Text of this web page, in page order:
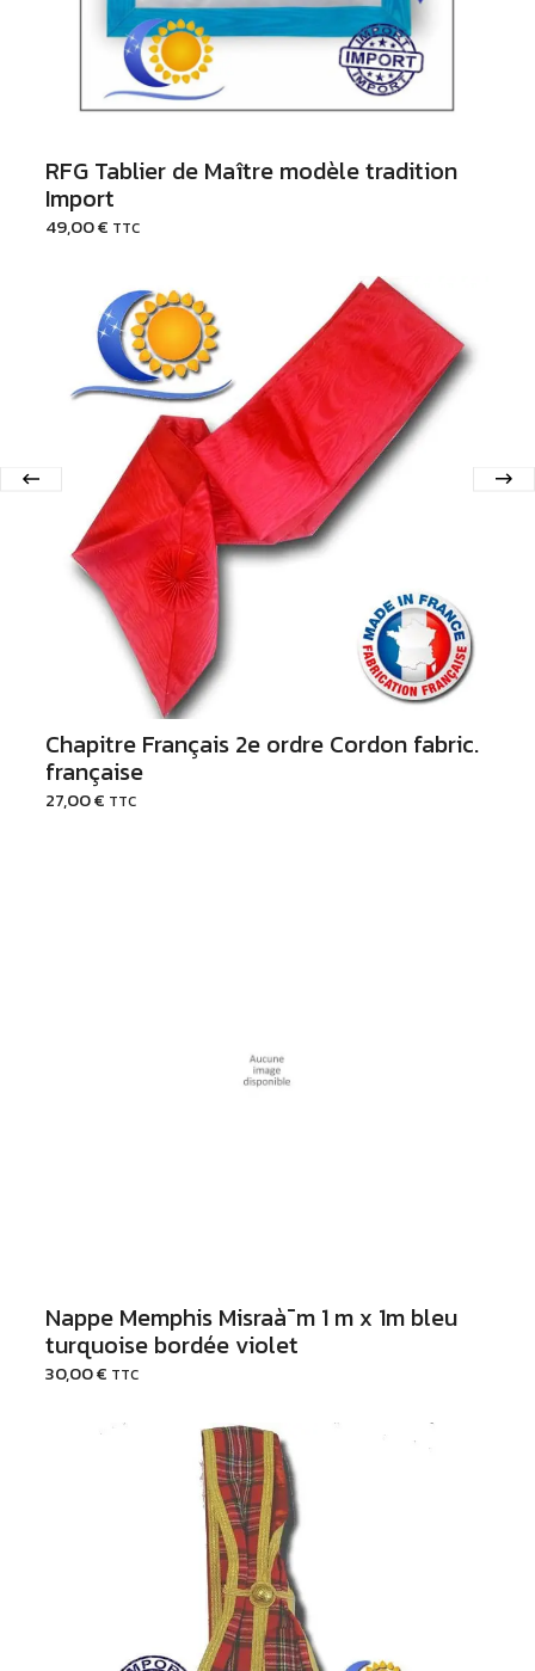
RFG Tablier de Maître modèle tradition
Import
49,00€ TTC
Ajouter au Panier
Chapitre Français 2e ordre Cordon fabric.
française
27,00€ TTC
Ajouter au Panier
Nappe Memphis Misraà¯m 1 m x 1m bleu
turquoise bordée violet
30,00€ TTC
Ajouter au Panier